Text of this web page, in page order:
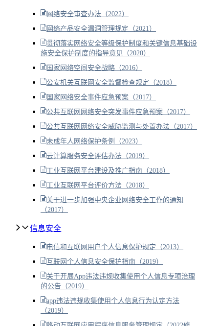
网络安全审查办法（2022）
网络产品安全漏洞管理规定（2021）
贯彻落实网络安全等级保护制度和关键信息基础设
施安全保护制度的指导意见（2020）
国家网络空间安全战略（2016）
公安机关互联网安全监督检查规定（2018）
国家网络安全事件应急预案（2017）
公共互联网网络安全突发事件应急预案（2017）
公共互联网网络安全威胁监测与处置办法（2017）
未成年人网络保护条例（2023）
云计算服务安全评估办法（2019）
工业互联网平台建设及推广指南（2018）
工业互联网平台评价方法（2018）
关于进一步加强中央企业网络安全工作的通知
（2017）
信息安全
电信和互联网用户个人信息保护规定（2013）
互联网个人信息安全保护指南（2019）
关于开展App违法违规收集使用个人信息专项治理
的公告（2019）
app违法违规收集使用个人信息行为认定方法
（2019）